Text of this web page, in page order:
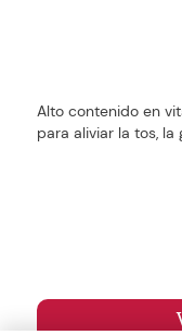
Alto contenido en
para aliviar la tos, la